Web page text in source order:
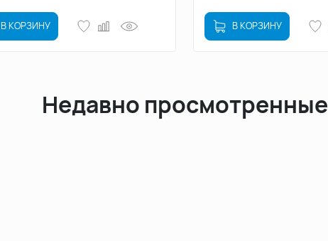
В КОРЗИНУ В КОРЗИНУ
Недавно просмотренные